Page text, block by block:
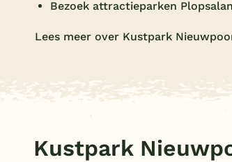
Bezoek attractieparken
Lees meer over Kustpark
Kustpark